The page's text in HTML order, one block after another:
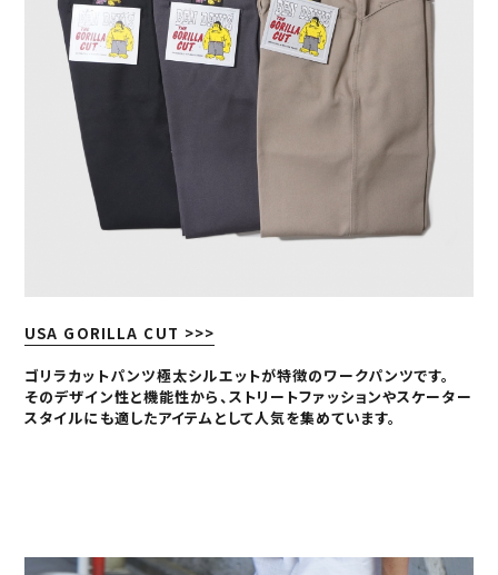
USA GORILLA CUT >>>
ゴリラカットパンツ極太シルエットが特徴のワークパンツです。
そのデザイン性と機能性から、ストリートファッションやスケーター
スタイルにも適したアイテムとして人気を集めています。